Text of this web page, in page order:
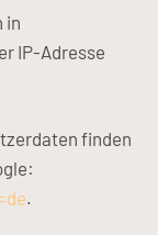
in
IP-Adresse
finden
.